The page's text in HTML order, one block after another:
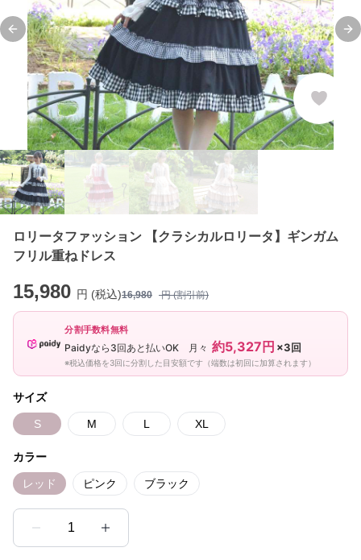
Previous slide
ロリータファッション 【クラシカルロリータ】ギンガム
フリル重ねドレス
15,980 円 (税込)16,980 円 (割引前)
分割手数料無料
Paidyなら3回あと払いOK 月々 約5,327円 ×3回
※税込価格を3回に分割した目安額です（端数は初回に加算されます）
サイズ
S M L XL
カラー
レッド ピンク ブラック
1